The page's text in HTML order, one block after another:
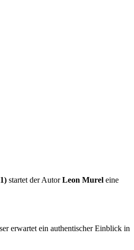
startet der AutorLeon Murel eine
erwartet ein authentischer Einblick in